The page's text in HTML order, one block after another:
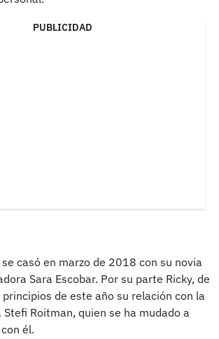
PUBLICIDAD
casó en marzo de 2018 con su novia
Sara Escobar. Por su parte Ricky, de
de este año su relación con la
Roitman, quien se ha mudado a
él.